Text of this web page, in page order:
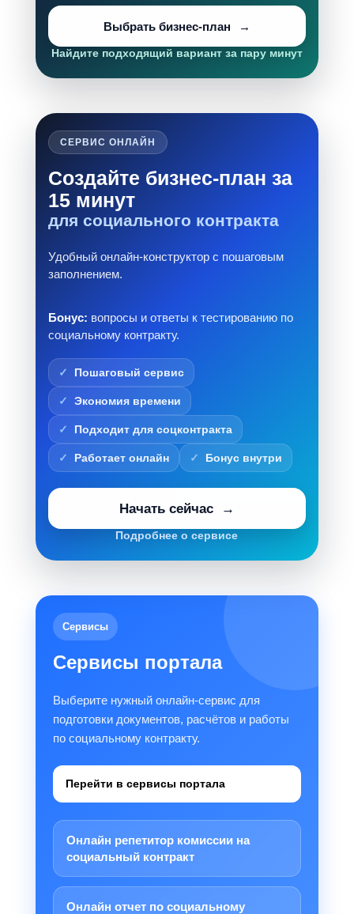
Выбрать бизнес-план
Найдите подходящий вариант за пару минут
СЕРВИС ОНЛАЙН
Создайте бизнес-план за
15 минут
для социального контракта
Удобный онлайн-конструктор с пошаговым
заполнением.
Бонус: вопросы и ответы к тестированию по
социальному контракту.
Пошаговый сервис
Экономия времени
Подходит для соцконтракта
Работает онлайн Бонус внутри
Начать сейчас
Подробнее о сервисе
Сервисы
Сервисы портала
Выберите нужный онлайн-сервис для
подготовки документов, расчётов и работы
по социальному контракту.
Перейти в сервисы портала
Онлайн репетитор комиссии на
социальный контракт
Онлайн отчет по социальному